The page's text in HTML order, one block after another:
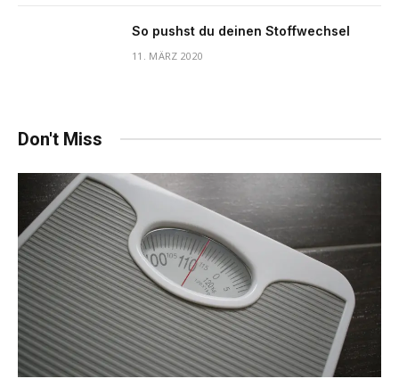
So pushst du deinen Stoffwechsel
11. MÄRZ 2020
Don't Miss